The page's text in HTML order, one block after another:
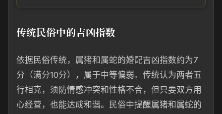
传统民俗中的吉凶指数
依据民俗传统，属猪和属蛇的婚配吉凶指数约为7
分（满分10分），属于中等偏弱。传统认为两者五
行相克，须防情感冲突和性格不合，但只要双方用
心经营，也能达成和谐。民俗中提醒属猪和属蛇的